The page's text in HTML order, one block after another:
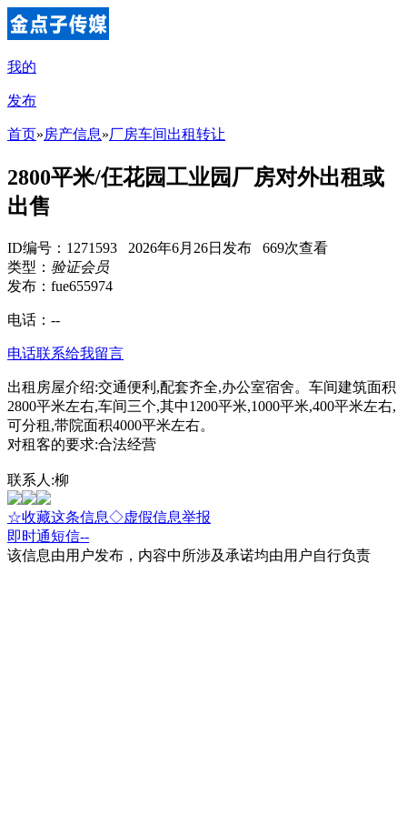
我的
发布
首页»房产信息»厂房车间出租转让
2800平米/仼花园工业园厂房对外出租或
出售
ID编号：1271593 2026年6月26日发布 669次查看
类型： 验证会员
发布：fue655974
电话： --
电话联系给我留言
出租房屋介绍:交通便利,配套齐全,办公室宿舍。车间建筑面积
2800平米左右,车间三个,其中1200平米,1000平米,400平米左右,
可分租,带院面积4000平米左右。
对租客的要求:合法经营
联系人:柳
☆收藏这条信息◇虚假信息举报
即时通短信--
该信息由用户发布，内容中所涉及承诺均由用户自行负责